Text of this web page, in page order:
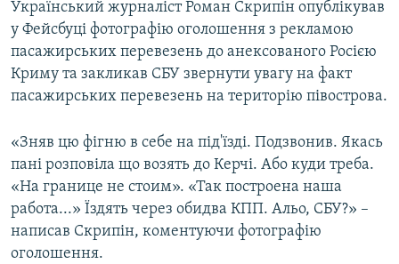
Усі сайти RFE/RL
Український журналіст Роман Скрипін опублікував
у Фейсбуці фотографію оголошення з рекламою
пасажирських перевезень до анексованого Росією
Криму та закликав СБУ звернути увагу на факт
пасажирських перевезень на територію півострова.
«Зняв цю фігню в себе на під'їзді. Подзвонив. Якась
пані розповіла що возять до Керчі. Або куди треба.
«На границе не стоим». «Так построена наша
работа...» Їздять через обидва КПП. Альо, СБУ?» –
написав Скрипін, коментуючи фотографію
оголошення.